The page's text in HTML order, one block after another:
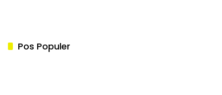
Pos Populer